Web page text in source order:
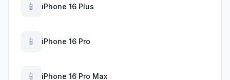
📱 iPhone 16 Plus
📱 iPhone 16 Pro
📱 iPhone 16 Pro Max